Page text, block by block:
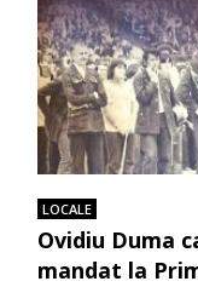
LOCALE
Ovidiu Duma
mandat la